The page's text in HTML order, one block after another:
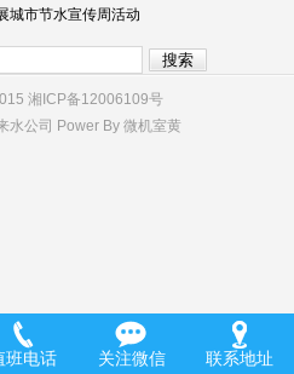
城市节水宣传周活动
湘ICP备12006109号
水公司 Power By 微机室黄
班电话 关注微信 联系地址